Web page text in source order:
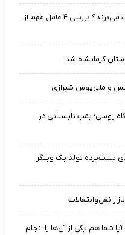
چرا برخی زنان از رابطه جنسی کمتر لذت می‌برند؟ بررسی ۴ عامل مهم از
کرمانشاه شد
و ملی‌پوش شیرازی
روسی؛ بمب تابستانی در
پشت‌پرده تولد یک وینگر
نقل‌وانتقالات
شما هم یکی از آن‌ها را انجام